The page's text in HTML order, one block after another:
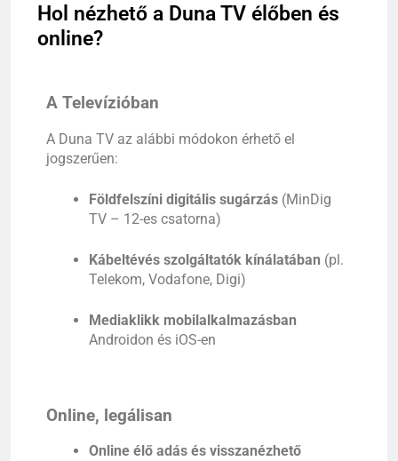
Hol nézhető a Duna TV élőben és
online?
A Televízióban
A Duna TV az alábbi módokon érhető el
jogszerűen:
Földfelszíni digitális sugárzás (MinDig
TV – 12-es csatorna)
Kábeltévés szolgáltatók kínálatában (pl.
Telekom, Vodafone, Digi)
Mediaklikk mobilalkalmazásban
Androidon és iOS-en
Online, legálisan
Online élő adás és visszanézhető